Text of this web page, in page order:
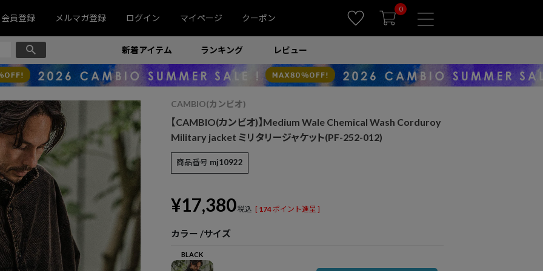
会員登録 メルマガ登録 ログイン マイページ クーポン
0
新着アイテム ランキング レビュー
CAMBIO(カンビオ)
【CAMBIO(カンビオ)】Medium Wale Chemical Wash Corduroy
Military jacket ミリタリージャケット(PF-252-012)
商品番号 mj10922
¥17,380税込 [ 174ポイント進呈 ]
カラー サイズ
BLACK